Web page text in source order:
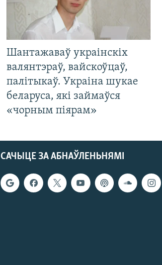
Шантажаваў украінскіх
валянтэраў, вайскоўцаў,
палітыкаў. Украіна шукае
беларуса, які займаўся
«чорным піярам»
САЧЫЦЕ ЗА АБНАЎЛЕНЬНЯМІ